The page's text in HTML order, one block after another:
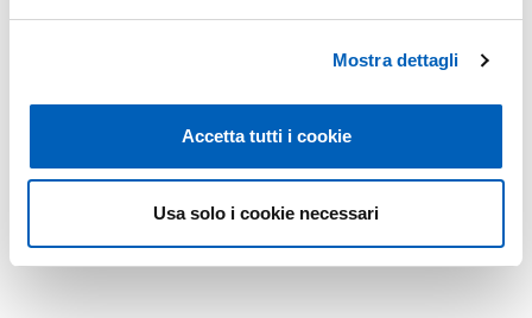
Mostra dettagli
Accetta tutti i cookie
Usa solo i cookie necessari